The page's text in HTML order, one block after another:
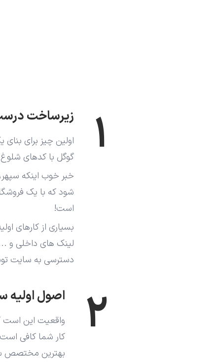
۱ زیرساخت
اولین چیز برای
گوگل با کدهای
خبر خوب اینکه
شود که با یک
است!
بسیاری از کارهای
لینک های داخلی و
دسترسی به سایت
۲ اصول اولیه
واقعیت این است
کار شما کافی است
بهترین مختصص